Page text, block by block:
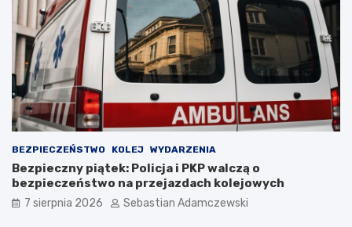
BEZPIECZEŃSTWO KOLEJ WYDARZENIA
Bezpieczny piątek: Policja i PKP walczą o
bezpieczeństwo na przejazdach kolejowych
7 sierpnia 2026 Sebastian Adamczewski